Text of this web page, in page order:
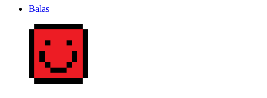
Balas